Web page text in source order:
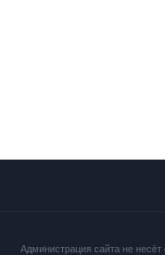
Администрация сайта не